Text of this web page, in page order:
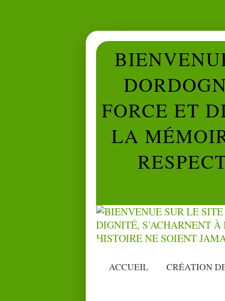
FORCE ET
LA
ACCUEIL CRÉATION